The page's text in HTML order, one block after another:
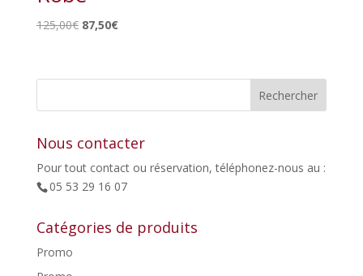
125,00€ Le
était :
87,50€Le
est :
Nous contacter
Pour tout contact ou réservation, téléphonez-nous au :
05 53 29 16 07
Catégories de produits
Promo